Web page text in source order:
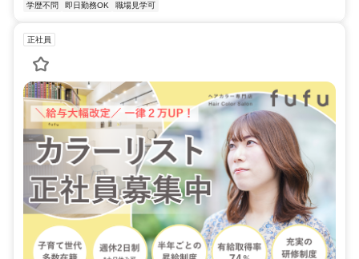
学歴不問
即日勤務OK 職場見学可
正社員